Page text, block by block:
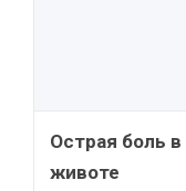
Острая боль в
животе